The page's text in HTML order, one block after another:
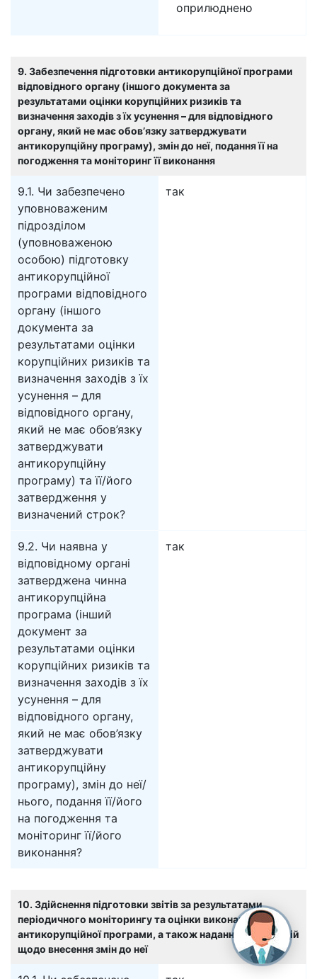
оприлюднено
9. Забезпечення підготовки антикорупційної програми
відповідного органу (іншого документа за
результатами оцінки корупційних ризиків та
визначення заходів з їх усунення – для відповідного
органу, який не має обов’язку затверджувати
антикорупційну програму), змін до неї, подання її на
погодження та моніторинг її виконання
9.1. Чи забезпечено
уповноваженим
підрозділом
(уповноваженою
особою) підготовку
антикорупційної
програми відповідного
органу (іншого
документа за
результатами оцінки
корупційних ризиків та
визначення заходів з їх
усунення – для
відповідного органу,
який не має обов’язку
затверджувати
антикорупційну
програму) та її/його
затвердження у
визначений строк?
так
9.2. Чи наявна у
відповідному органі
затверджена чинна
антикорупційна
програма (інший
документ за
результатами оцінки
корупційних ризиків та
визначення заходів з їх
усунення – для
відповідного органу,
який не має обов’язку
затверджувати
антикорупційну
програму), змін до неї/
нього, подання її/його
на погодження та
моніторинг її/його
виконання?
так
10. Здійснення підготовки звітів за результатами
періодичного моніторингу та оцінки виконання
антикорупційної програми, а також надання пропозицій
щодо внесення змін до неї